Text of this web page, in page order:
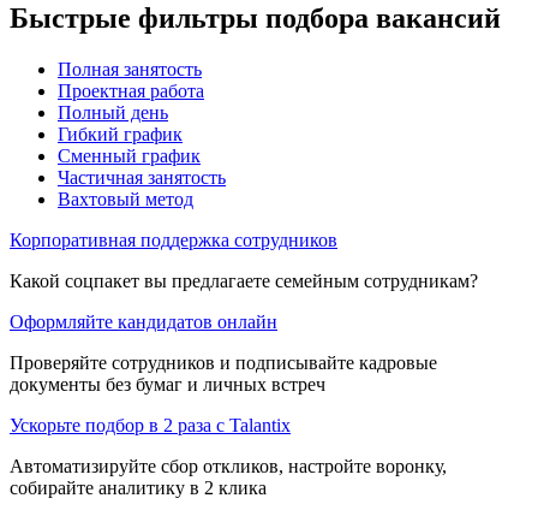
Быстрые фильтры подбора вакансий
Полная занятость
Проектная работа
Полный день
Гибкий график
Сменный график
Частичная занятость
Вахтовый метод
Корпоративная поддержка сотрудников
Какой соцпакет вы предлагаете семейным сотрудникам?
Оформляйте кандидатов онлайн
Проверяйте сотрудников и подписывайте кадровые
документы без бумаг и личных встреч
Ускорьте подбор в 2 раза с Talantix
Автоматизируйте сбор откликов, настройте воронку,
собирайте аналитику в 2 клика